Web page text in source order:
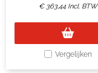
€ 363,44 Incl. BTW
Vergelijken